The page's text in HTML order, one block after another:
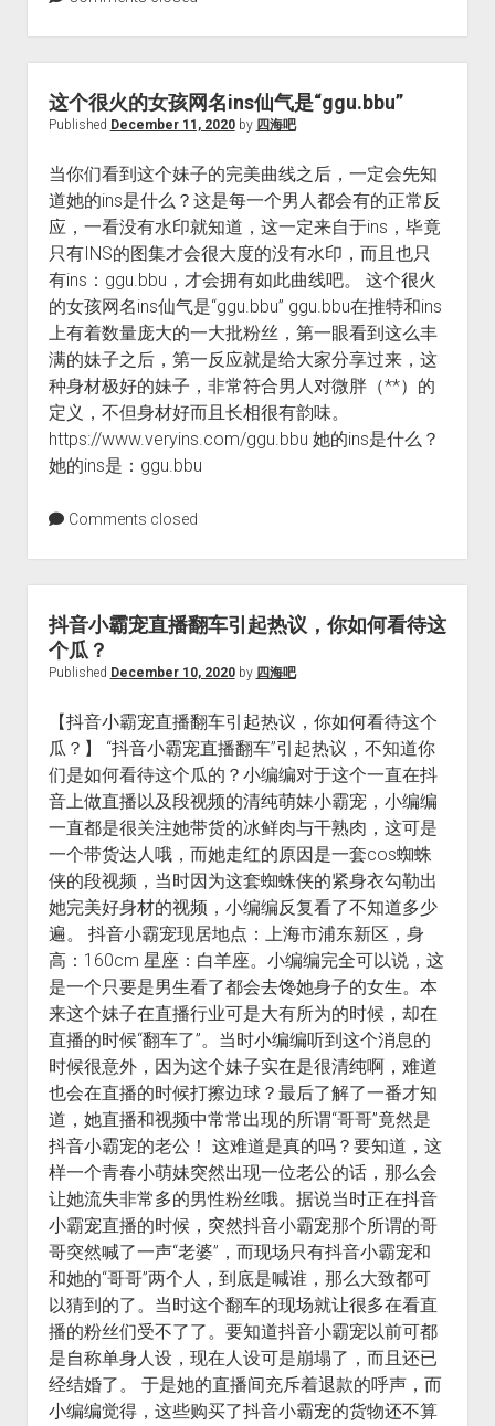
这个很火的女孩网名ins仙气是“ggu.bbu”
Published December 11, 2020by 四海吧
当你们看到这个妹子的完美曲线之后，一定会先知
道她的ins是什么？这是每一个男人都会有的正常反
应，一看没有水印就知道，这一定来自于ins，毕竟
只有INS的图集才会很大度的没有水印，而且也只
有ins：ggu.bbu，才会拥有如此曲线吧。 这个很火
的女孩网名ins仙气是“ggu.bbu” ggu.bbu在推特和ins
上有着数量庞大的一大批粉丝，第一眼看到这么丰
满的妹子之后，第一反应就是给大家分享过来，这
种身材极好的妹子，非常符合男人对微胖（**）的
定义，不但身材好而且长相很有韵味。
https://www.veryins.com/ggu.bbu 她的ins是什么？
她的ins是：ggu.bbu
Comments closed
抖音小霸宠直播翻车引起热议，你如何看待这
个瓜？
Published December 10, 2020by 四海吧
【抖音小霸宠直播翻车引起热议，你如何看待这个
瓜？】 “抖音小霸宠直播翻车”引起热议，不知道你
们是如何看待这个瓜的？小编编对于这个一直在抖
音上做直播以及段视频的清纯萌妹小霸宠，小编编
一直都是很关注她带货的冰鲜肉与干熟肉，这可是
一个带货达人哦，而她走红的原因是一套cos蜘蛛
侠的段视频，当时因为这套蜘蛛侠的紧身衣勾勒出
她完美好身材的视频，小编编反复看了不知道多少
遍。 抖音小霸宠现居地点：上海市浦东新区，身
高：160cm 星座：白羊座。小编编完全可以说，这
是一个只要是男生看了都会去馋她身子的女生。本
来这个妹子在直播行业可是大有所为的时候，却在
直播的时候“翻车了”。当时小编编听到这个消息的
时候很意外，因为这个妹子实在是很清纯啊，难道
也会在直播的时候打擦边球？最后了解了一番才知
道，她直播和视频中常常出现的所谓“哥哥”竟然是
抖音小霸宠的老公！ 这难道是真的吗？要知道，这
样一个青春小萌妹突然出现一位老公的话，那么会
让她流失非常多的男性粉丝哦。据说当时正在抖音
小霸宠直播的时候，突然抖音小霸宠那个所谓的哥
哥突然喊了一声“老婆”，而现场只有抖音小霸宠和
和她的“哥哥”两个人，到底是喊谁，那么大致都可
以猜到的了。当时这个翻车的现场就让很多在看直
播的粉丝们受不了了。要知道抖音小霸宠以前可都
是自称单身人设，现在人设可是崩塌了，而且还已
经结婚了。 于是她的直播间充斥着退款的呼声，而
小编编觉得，这些购买了抖音小霸宠的货物还不算